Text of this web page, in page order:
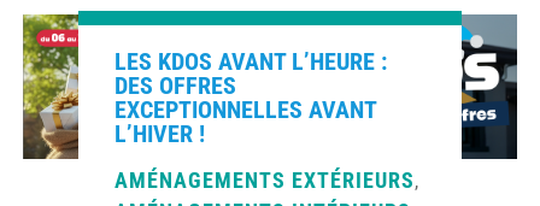
LES KDOS AVANT L’HEURE :
DES OFFRES
EXCEPTIONNELLES AVANT
L’HIVER !
AMÉNAGEMENTS EXTÉRIEURS,